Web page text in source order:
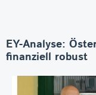
EY-Analyse:
finanziell robust